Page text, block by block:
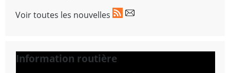
Voir toutes les nouvelles
Information routière